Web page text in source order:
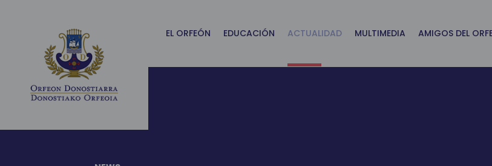
ES
EL ORFEÓN EDUCACIÓN ACTUALIDAD MULTIMEDIA AMIGOS DEL